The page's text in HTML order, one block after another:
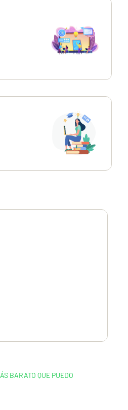
BARATO QUE PUEDO